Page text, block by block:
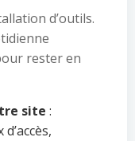
d’outils.
rester en
site :